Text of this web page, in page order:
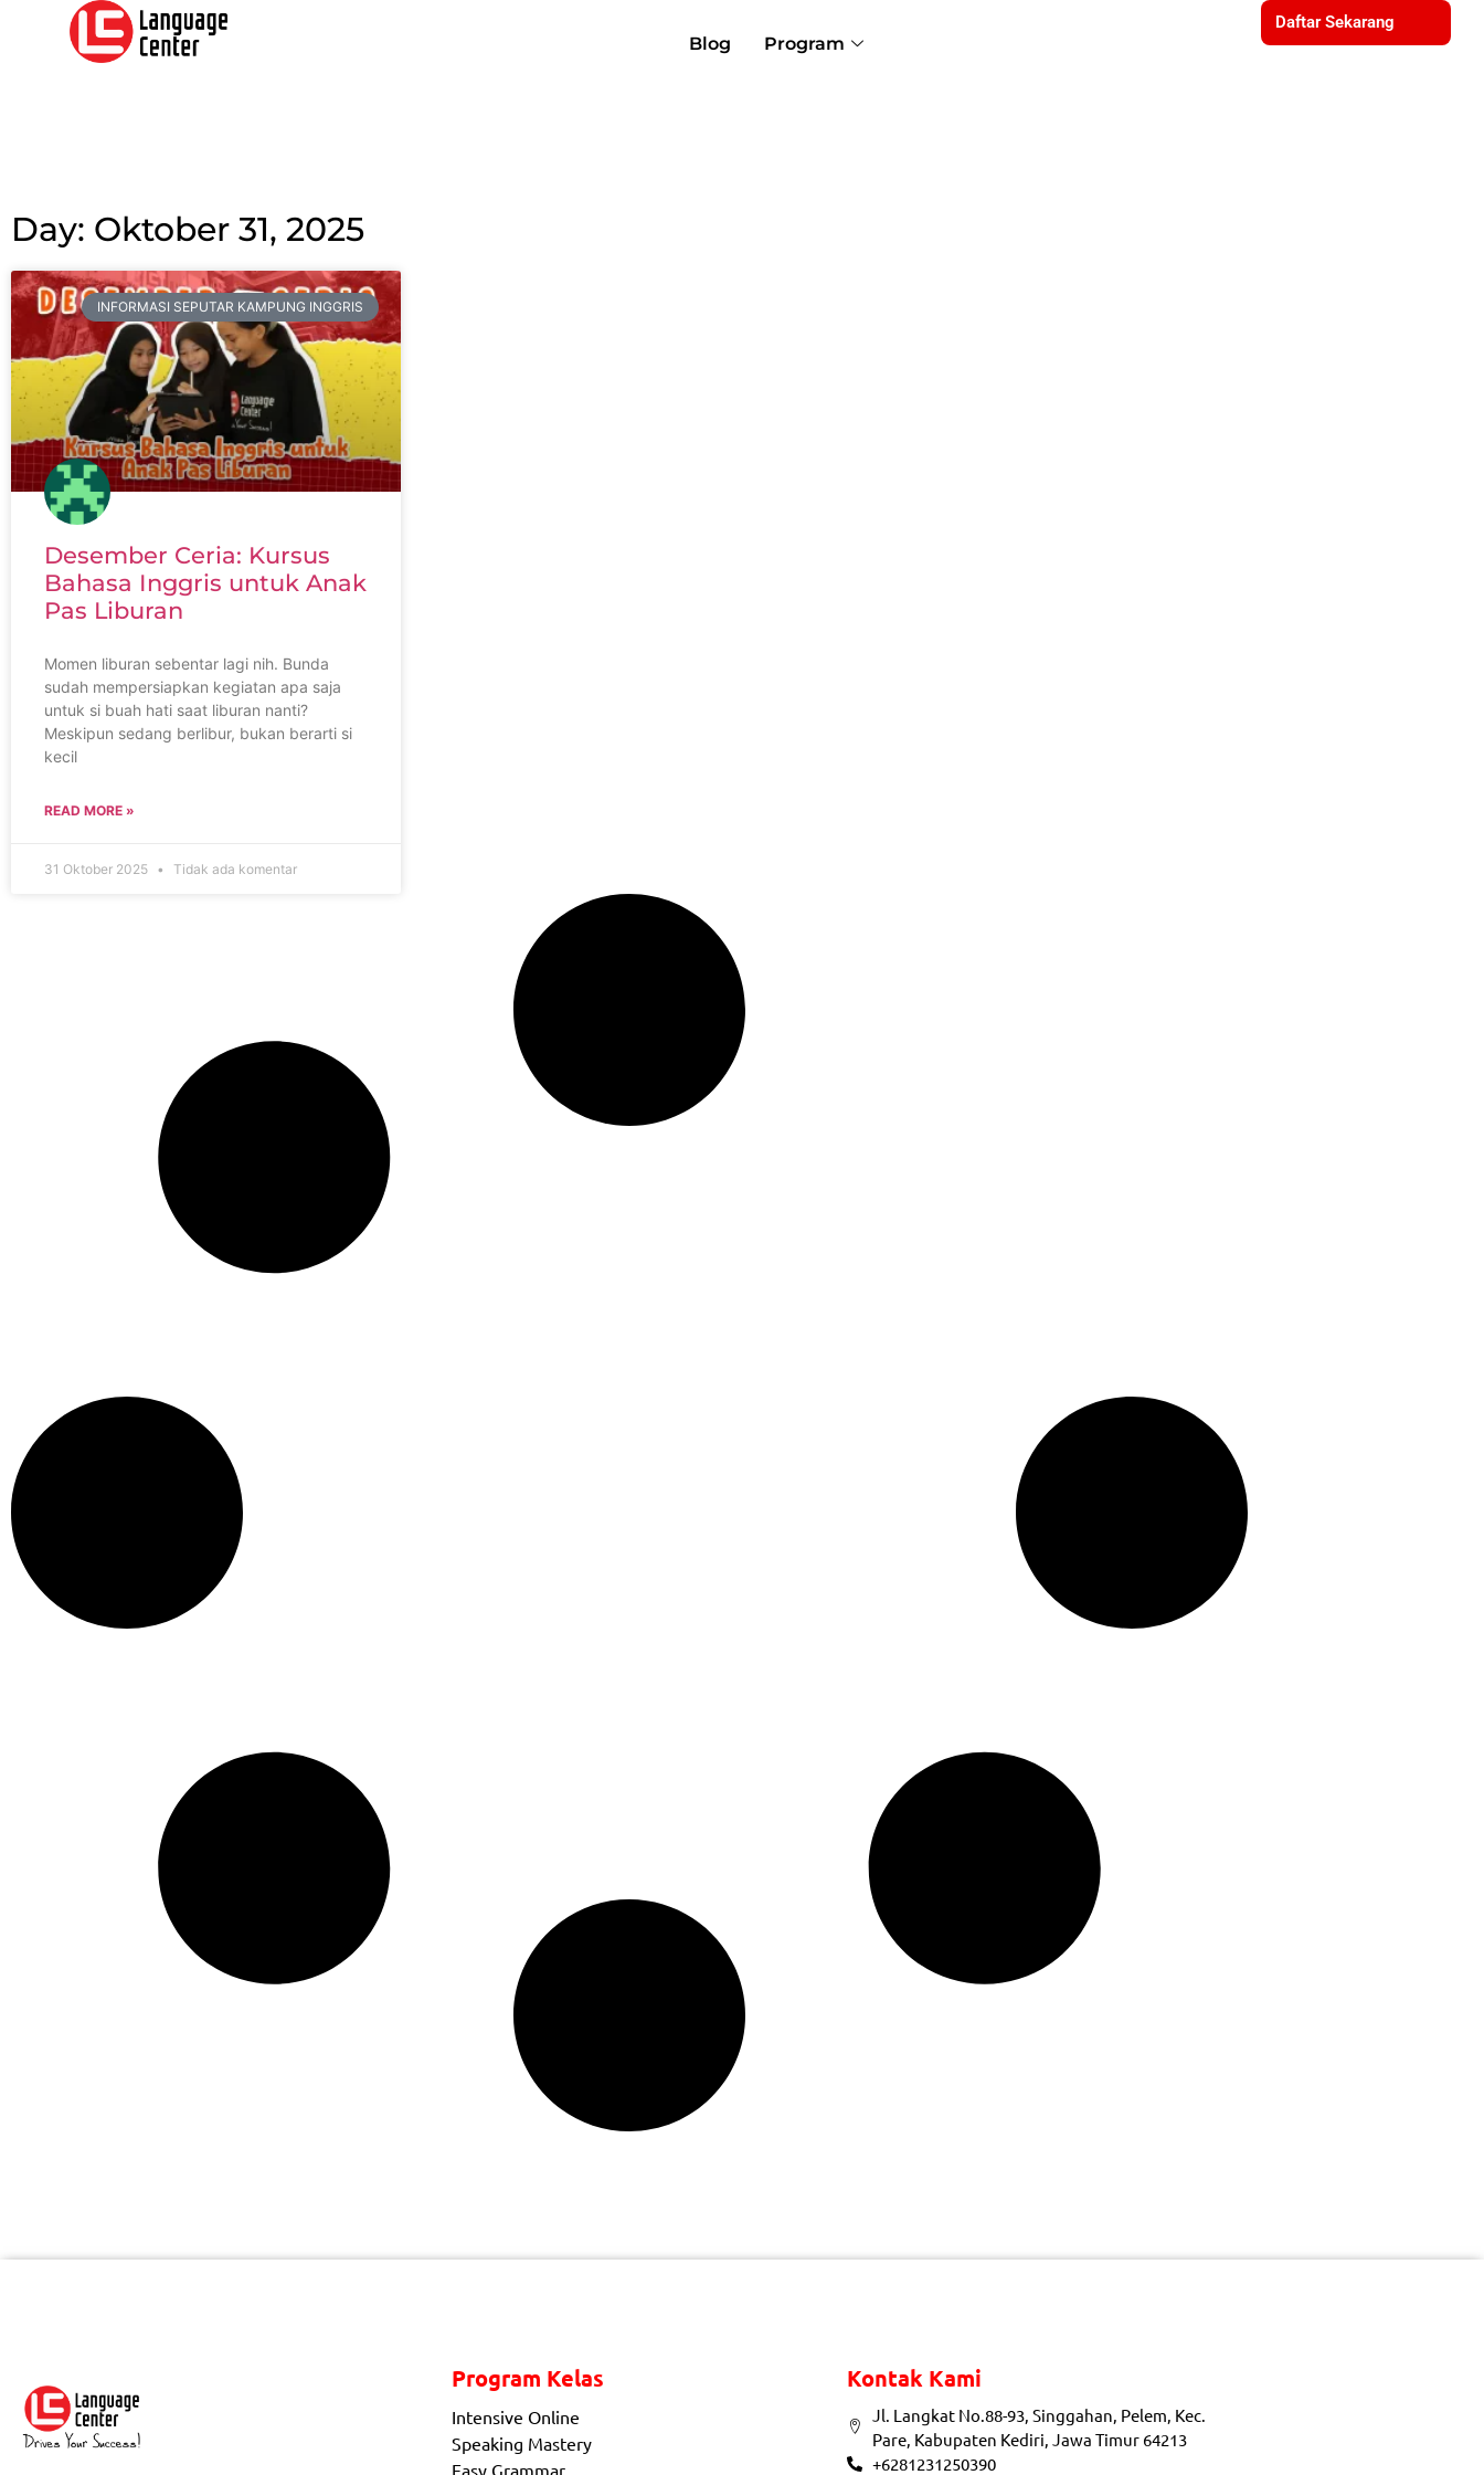
Blog Program
Daftar Sekarang
Day: Oktober 31, 2025
INFORMASI SEPUTAR KAMPUNG INGGRIS
Desember Ceria: Kursus
Bahasa Inggris untuk Anak
Pas Liburan
Momen liburan sebentar lagi nih. Bunda
sudah mempersiapkan kegiatan apa saja
untuk si buah hati saat liburan nanti?
Meskipun sedang berlibur, bukan berarti si
kecil
READ MORE »
31 Oktober 2025 Tidak ada komentar
Program Kelas
Intensive Online
Speaking Mastery
Easy Grammar
Kontak Kami
Jl. Langkat No.88-93, Singgahan, Pelem, Kec.
Pare, Kabupaten Kediri, Jawa Timur 64213
+6281231250390